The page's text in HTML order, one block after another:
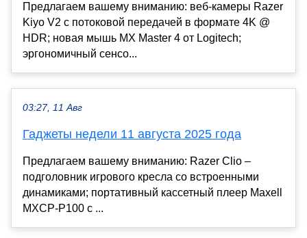
Предлагаем вашему вниманию: веб-камеры Razer
Kiyo V2 с потоковой передачей в формате 4K @
HDR; новая мышь MX Master 4 от Logitech;
эргономичный сенсо...
03:27, 11 Авг
Гаджеты недели 11 августа 2025 года
Предлагаем вашему вниманию: Razer Clio –
подголовник игрового кресла со встроенными
динамиками; портативный кассетный плеер Maxell
MXCP-P100 с ...